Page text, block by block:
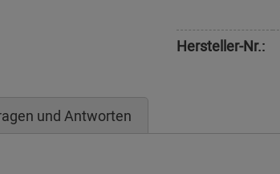
Hersteller-Nr.:
und Antworten